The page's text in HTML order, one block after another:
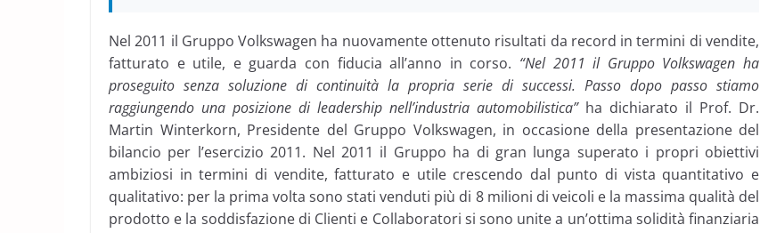
Nel 2011 il Gruppo Volkswagen ha nuovamente ottenuto risultati da record in termini di vendite,
fatturato e utile, e guarda con fiducia all’anno in corso. “Nel 2011 il Gruppo Volkswagen ha
proseguito senza soluzione di continuità la propria serie di successi. Passo dopo passo stiamo
raggiungendo una posizione di leadership nell’industria automobilistica”ha dichiarato il Prof. Dr.
Martin Winterkorn, Presidente del Gruppo Volkswagen, in occasione della presentazione del
bilancio per l’esercizio 2011. Nel 2011 il Gruppo ha di gran lunga superato i propri obiettivi
ambiziosi in termini di vendite, fatturato e utile crescendo dal punto di vista quantitativo e
qualitativo: per la prima volta sono stati venduti più di 8 milioni di veicoli e la massima qualità del
prodotto e la soddisfazione di Clienti e Collaboratori si sono unite a un’ottima solidità finanziaria